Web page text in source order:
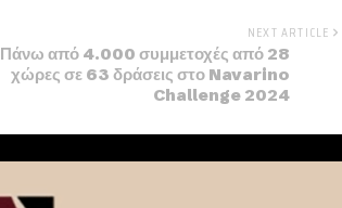
NEXT ARTICLE
Πάνω από 4.000 συμμετοχές από 28
χώρες σε 63 δράσεις στο Navarino
Challenge 2024